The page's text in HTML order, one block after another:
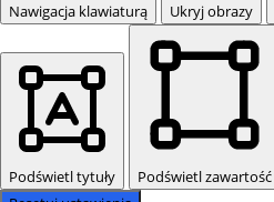
Nawigacja klawiaturą Ukryj obrazy
Podświetl tytuły Podświetl zawartość